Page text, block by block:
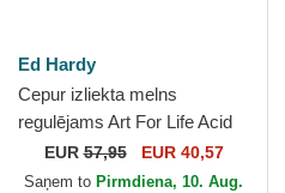
Ed Hardy
Cepur izliekta melns
regulējams Art For Life Acid
Wash no Ed Hardy
EUR57,95 EUR 40,57
Saņem to Pirmdiena, 10. Aug.